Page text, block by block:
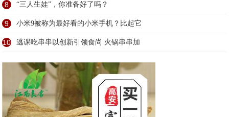
8 “三人生娃”，你准备好了吗？
9 小米9被称为最好看的小米手机？比起它
10 逃课吃串串以创新引领食尚 火锅串串加